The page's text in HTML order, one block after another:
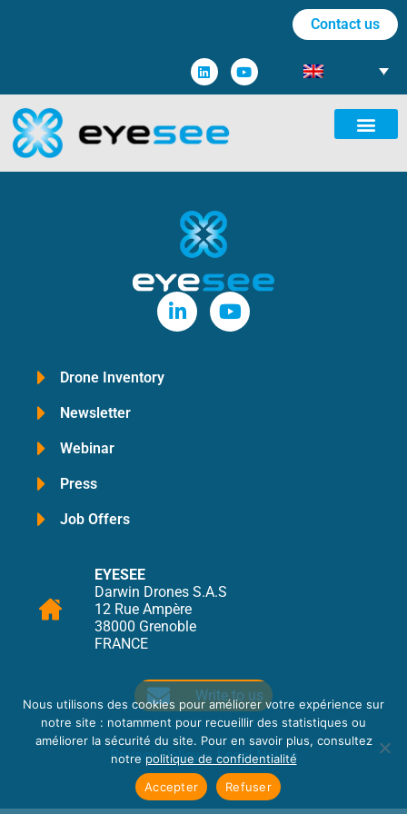
Contact us
Drone Inventory
Newsletter
Webinar
Press
Job Offers
EYESEE
Darwin Drones S.A.S
12 Rue Ampère
38000 Grenoble
FRANCE
Write to us
Privacy Policy–Legal Notice
Nous utilisons des cookies pour améliorer votre expérience sur
notre site : notamment pour recueillir des statistiques ou
améliorer la sécurité du site. Pour en savoir plus, consultez
notre politique de confidentialité
Accepter
Refuser